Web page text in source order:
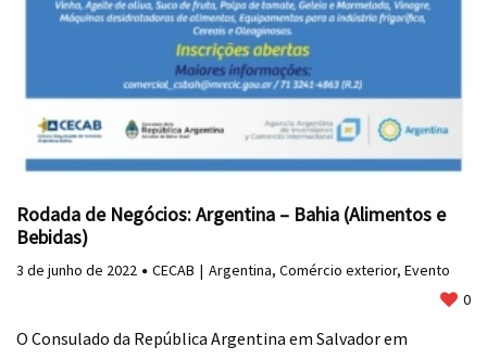
Rodada de Negócios: Argentina – Bahia (Alimentos e
Bebidas)
3 de junho de 2022 CECAB Argentina, Comércio exterior, Evento
0
O Consulado da República Argentina em Salvador em